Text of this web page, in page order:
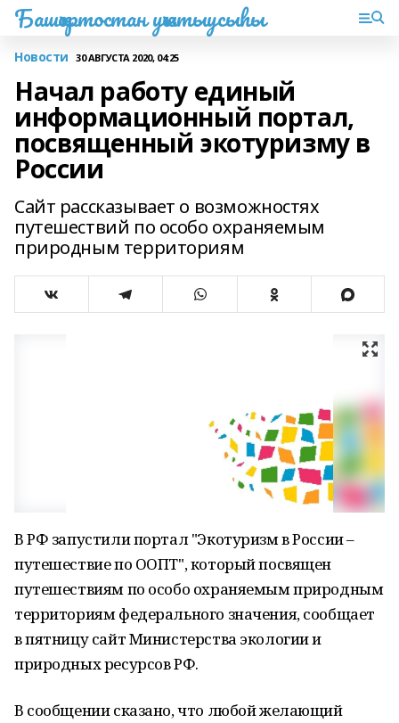
Башҡортостан уҡытыусыһы
Новости 30 АВГУСТА 2020, 04:25
Начал работу единый
информационный портал,
посвященный экотуризму в
России
Сайт рассказывает о возможностях
путешествий по особо охраняемым
природным территориям
В РФ запустили портал "Экотуризм в России –
путешествие по ООПТ", который посвящен
путешествиям по особо охраняемым природным
территориям федерального значения, сообщает
в пятницу сайт Министерства экологии и
природных ресурсов РФ.
В сообщении сказано, что любой желающий